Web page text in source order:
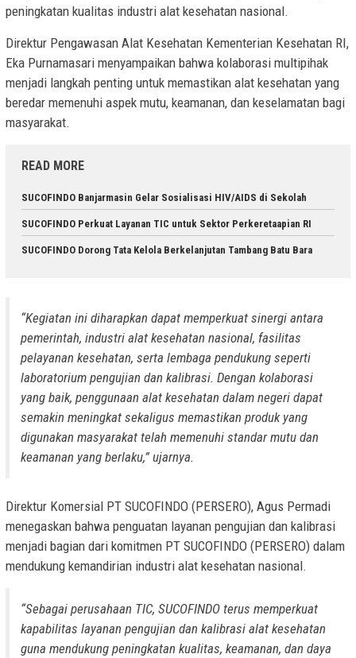
peningkatan kualitas industri alat kesehatan nasional.
Direktur Pengawasan Alat Kesehatan Kementerian Kesehatan RI,
Eka Purnamasari menyampaikan bahwa kolaborasi multipihak
menjadi langkah penting untuk memastikan alat kesehatan yang
beredar memenuhi aspek mutu, keamanan, dan keselamatan bagi
masyarakat.
READ MORE
SUCOFINDO Banjarmasin Gelar Sosialisasi HIV/AIDS di Sekolah
SUCOFINDO Perkuat Layanan TIC untuk Sektor Perkeretaapian RI
SUCOFINDO Dorong Tata Kelola Berkelanjutan Tambang Batu Bara
“Kegiatan ini diharapkan dapat memperkuat sinergi antara
pemerintah, industri alat kesehatan nasional, fasilitas
pelayanan kesehatan, serta lembaga pendukung seperti
laboratorium pengujian dan kalibrasi. Dengan kolaborasi
yang baik, penggunaan alat kesehatan dalam negeri dapat
semakin meningkat sekaligus memastikan produk yang
digunakan masyarakat telah memenuhi standar mutu dan
keamanan yang berlaku,” ujarnya.
Direktur Komersial PT SUCOFINDO (PERSERO), Agus Permadi
menegaskan bahwa penguatan layanan pengujian dan kalibrasi
menjadi bagian dari komitmen PT SUCOFINDO (PERSERO) dalam
mendukung kemandirian industri alat kesehatan nasional.
“Sebagai perusahaan TIC, SUCOFINDO terus memperkuat
kapabilitas layanan pengujian dan kalibrasi alat kesehatan
guna mendukung peningkatan kualitas, keamanan, dan daya